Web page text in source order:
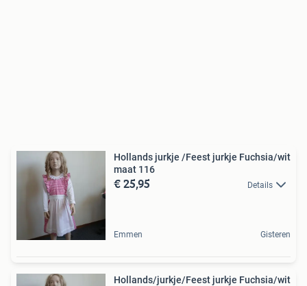
Hollands jurkje /Feest jurkje Fuchsia/wit
maat 116
€ 25,95 Details
Emmen Gisteren
Hollands/jurkje/Feest jurkje Fuchsia/wit